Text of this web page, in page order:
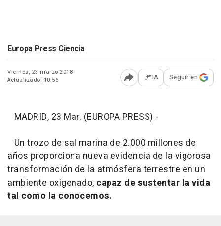
Europa Press Ciencia
Viernes, 23 marzo 2018
Actualizado: 10:56
Abrir opciones para
IA Seguir en
MADRID, 23 Mar. (EUROPA PRESS) -
Un trozo de sal marina de 2.000 millones de
años proporciona nueva evidencia de la vigorosa
transformación de la atmósfera terrestre en un
ambiente oxigenado, capaz de sustentar la vida
tal como la conocemos.